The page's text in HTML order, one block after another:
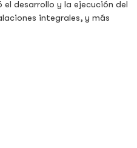
desarrollo y la ejecución del
integrales, y más